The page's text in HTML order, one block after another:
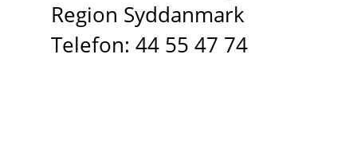
Region Syddanmark
Telefon: 44 55 47 74